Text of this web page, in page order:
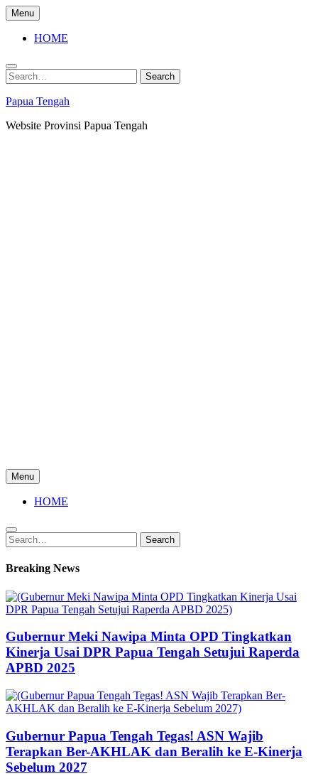
Skip
to
content
Menu
HOME
Search
for:
Search
Papua Tengah
Website Provinsi Papua Tengah
Menu
HOME
Search
for:
Search
Breaking News
Gubernur Meki Nawipa Minta OPD Tingkatkan
Kinerja Usai DPR Papua Tengah Setujui Raperda
APBD 2025
Gubernur Papua Tengah Tegas! ASN Wajib
Terapkan Ber-AKHLAK dan Beralih ke E-Kinerja
Sebelum 2027